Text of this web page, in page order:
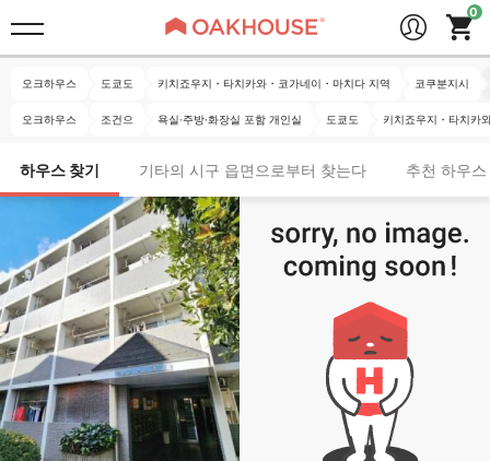
오크하우스 도쿄도 키치죠우지・타치카와・코가네이・마치다 지역 코쿠분지시
오크하우스 조건으 욕실·주방·화장실 포함 개인실 도쿄도 키치죠우지・타치카
하우스 찾기 기타의 시구 읍면으로부터 찾는다 추천 하우스